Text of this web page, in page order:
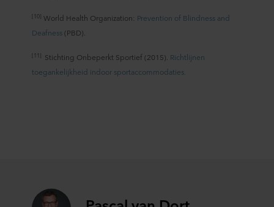
[10] World Health Organization: Prevention of Blindness and
Deafness(PBD).
[11] Stichting Onbeperkt Sportief (2015). Richtlijnen
toegankelijkheid indoor sportaccommodaties.